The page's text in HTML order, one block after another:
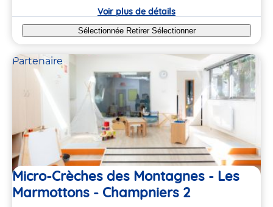
Voir plus de détails
Sélectionnée Retirer Sélectionner
Partenaire
Micro-Crèches des Montagnes - Les
Marmottons - Champniers 2